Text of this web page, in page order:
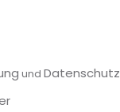
und Datenschutz